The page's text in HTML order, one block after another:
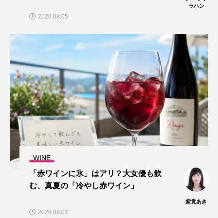
ラハン
2026.08.05
WINE
「赤ワインに氷」はアリ？大女優も飲
む、真夏の「冷やし赤ワイン」
紫貴あき
2026.08.02